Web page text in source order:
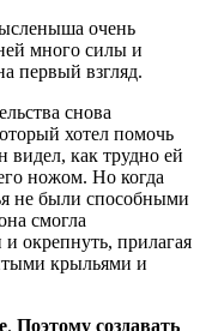
очень
много силы и
первый взгляд.
снова
хотел помочь
видел, как трудно ей
ножом. Но когда
не были способными
смогла
и окрепнуть, прилагая
крыльями и
. Поэтому создавать